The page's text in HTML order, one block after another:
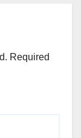
Required